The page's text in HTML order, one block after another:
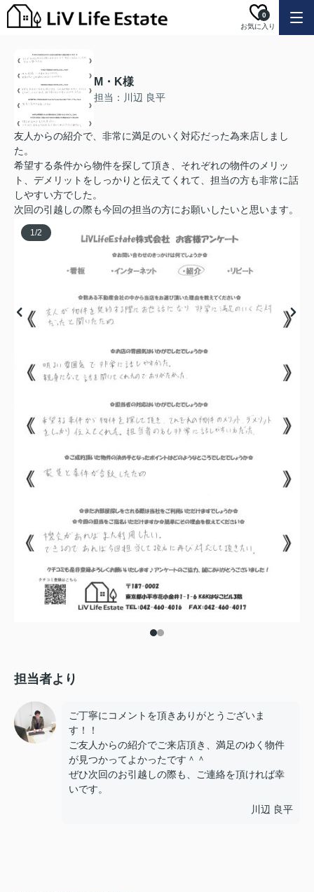
お気に入り
0
M・K様
担当：川辺 良平
友人からの紹介で、非常に満足のいく対応だった為来店しまし
た。
希望する条件から物件を探して頂き、それぞれの物件のメリッ
ト、デメリットをしっかりと伝えてくれて、担当の方も非常に話
しやすい方でした。
次回の引越しの際も今回の担当の方にお願いしたいと思います。
1/2
担当者より
ご丁寧にコメントを頂きありがとうございま
す！！
ご友人からの紹介でご来店頂き、満足のゆく物件
が見つかってよかったです＾＾
ぜひ次回のお引越しの際も、ご連絡を頂ければ幸
いです。
川辺 良平